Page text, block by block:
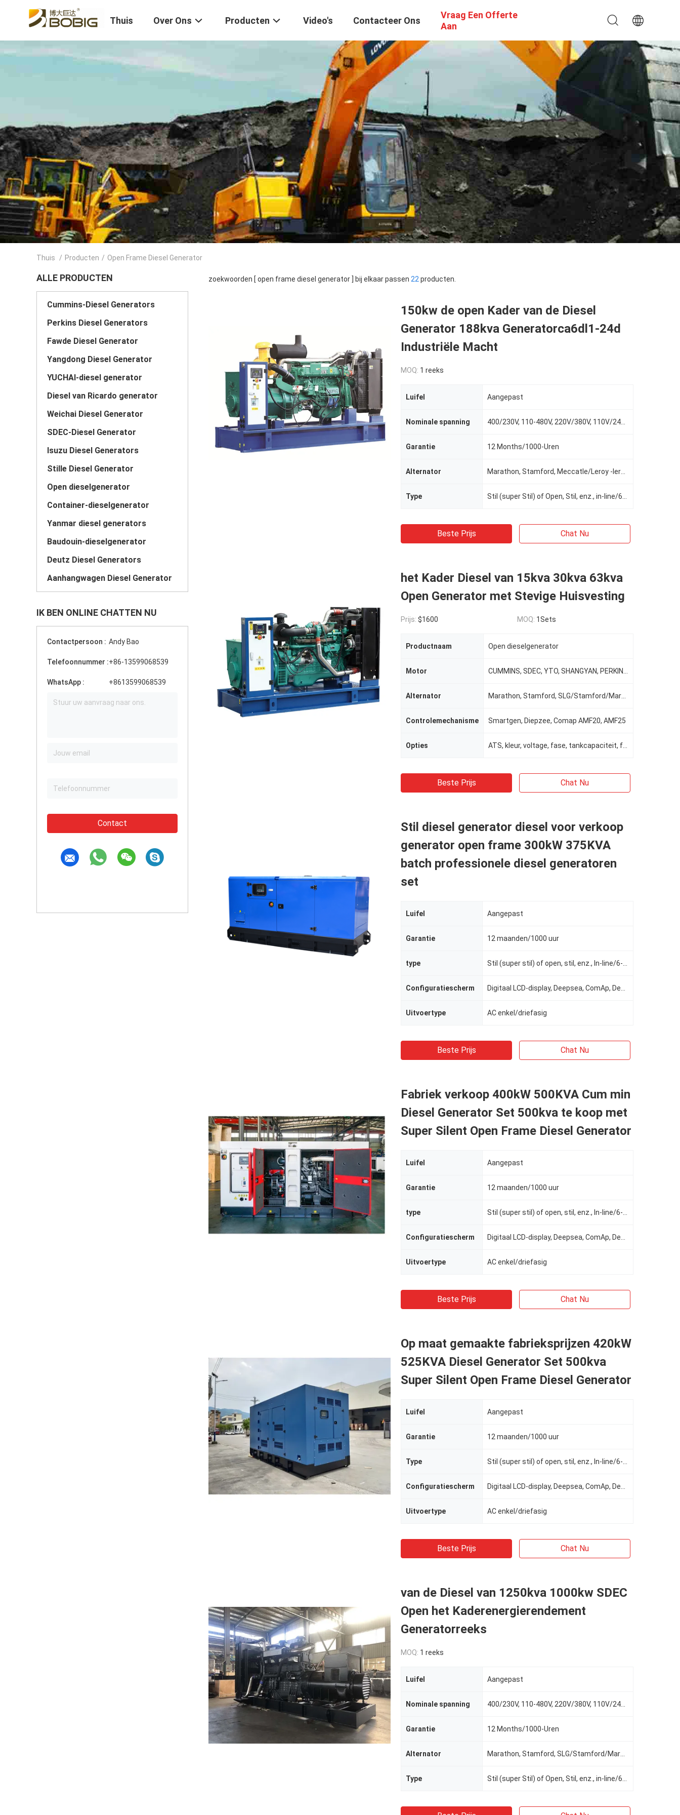
Thuis Over Ons Producten Video's Contacteer Ons
Vraag Een Offerte
Aan
Thuis / Producten / Open Frame Diesel Generator
ALLE PRODUCTEN
Cummins-Diesel Generators
Perkins Diesel Generators
Fawde Diesel Generator
Yangdong Diesel Generator
YUCHAI-diesel generator
Diesel van Ricardo generator
Weichai Diesel Generator
SDEC-Diesel Generator
Isuzu Diesel Generators
Stille Diesel Generator
Open dieselgenerator
Container-dieselgenerator
Yanmar diesel generators
Baudouin-dieselgenerator
Deutz Diesel Generators
Aanhangwagen Diesel Generator
IK BEN ONLINE CHATTEN NU
Contactpersoon : Andy Bao
Telefoonnummer :+86-13599068539
WhatsApp : +8613599068539
Contact
zoekwoorden [ open frame diesel generator ] bij elkaar passen 22 producten.
150kw de open Kader van de Diesel
Generator 188kva Generatorca6dl1-24d
Industriële Macht
MOQ: 1 reeks
Luifel Aangepast
Nominale spanning
Garantie 12 Months/1000-Uren
Alternator
Type
Beste Prijs Chat Nu
het Kader Diesel van 15kva 30kva 63kva
Open Generator met Stevige Huisvesting
Prijs: $1600 MOQ: 1Sets
Productnaam Open dieselgenerator
Motor
Alternator
Controlemechanisme Smartgen, Diepzee, Comap AMF20, AMF25
Opties
Beste Prijs Chat Nu
Stil diesel generator diesel voor verkoop
generator open frame 300kW 375KVA
batch professionele diesel generatoren
set
Luifel Aangepast
Garantie 12 maanden/1000 uur
type
Configuratiescherm
Uitvoertype AC enkel/driefasig
Beste Prijs Chat Nu
Fabriek verkoop 400kW 500KVA Cum min
Diesel Generator Set 500kva te koop met
Super Silent Open Frame Diesel Generator
Luifel Aangepast
Garantie 12 maanden/1000 uur
type
Configuratiescherm
Uitvoertype AC enkel/driefasig
Beste Prijs Chat Nu
Op maat gemaakte fabrieksprijzen 420kW
525KVA Diesel Generator Set 500kva
Super Silent Open Frame Diesel Generator
Luifel Aangepast
Garantie 12 maanden/1000 uur
Type
Configuratiescherm
Uitvoertype AC enkel/driefasig
Beste Prijs Chat Nu
van de Diesel van 1250kva 1000kw SDEC
Open het Kaderenergierendement
Generatorreeks
MOQ: 1 reeks
Luifel Aangepast
Nominale spanning
Garantie 12 Months/1000-Uren
Alternator
Type